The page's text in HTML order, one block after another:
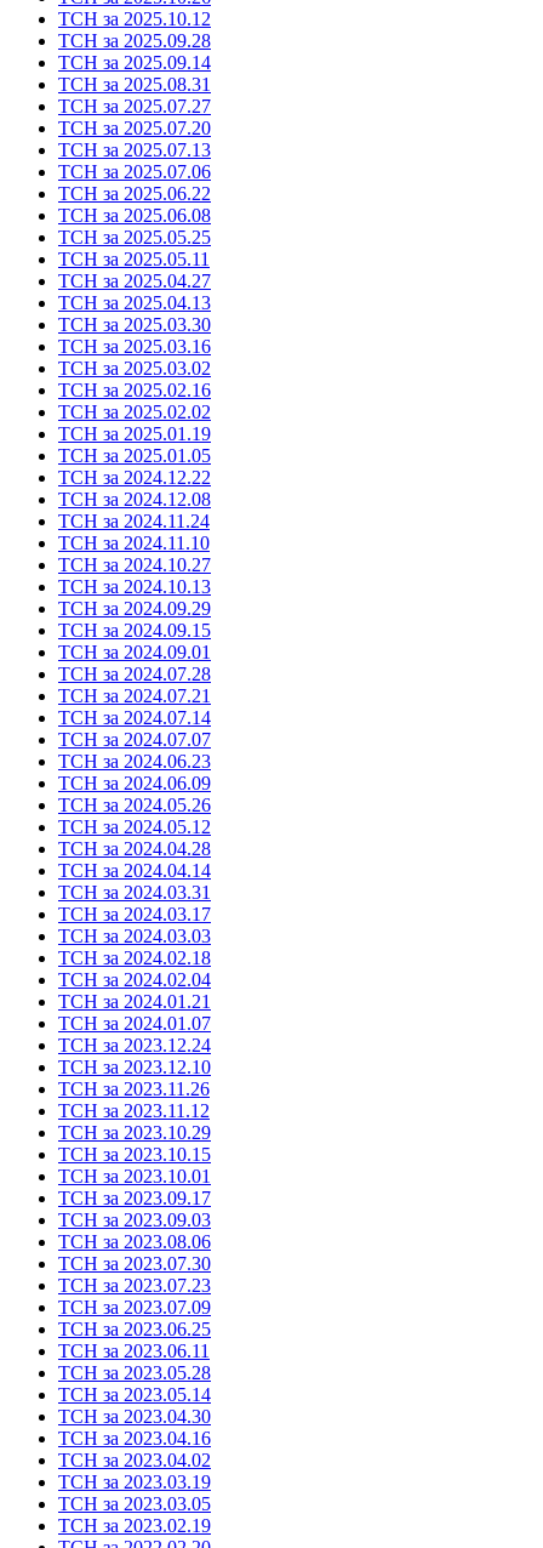
ТСН за 2025.10.12
ТСН за 2025.09.28
ТСН за 2025.09.14
ТСН за 2025.08.31
ТСН за 2025.07.27
ТСН за 2025.07.20
ТСН за 2025.07.13
ТСН за 2025.07.06
ТСН за 2025.06.22
ТСН за 2025.06.08
ТСН за 2025.05.25
ТСН за 2025.05.11
ТСН за 2025.04.27
ТСН за 2025.04.13
ТСН за 2025.03.30
ТСН за 2025.03.16
ТСН за 2025.03.02
ТСН за 2025.02.16
ТСН за 2025.02.02
ТСН за 2025.01.19
ТСН за 2025.01.05
ТСН за 2024.12.22
ТСН за 2024.12.08
ТСН за 2024.11.24
ТСН за 2024.11.10
ТСН за 2024.10.27
ТСН за 2024.10.13
ТСН за 2024.09.29
ТСН за 2024.09.15
ТСН за 2024.09.01
ТСН за 2024.07.28
ТСН за 2024.07.21
ТСН за 2024.07.14
ТСН за 2024.07.07
ТСН за 2024.06.23
ТСН за 2024.06.09
ТСН за 2024.05.26
ТСН за 2024.05.12
ТСН за 2024.04.28
ТСН за 2024.04.14
ТСН за 2024.03.31
ТСН за 2024.03.17
ТСН за 2024.03.03
ТСН за 2024.02.18
ТСН за 2024.02.04
ТСН за 2024.01.21
ТСН за 2024.01.07
ТСН за 2023.12.24
ТСН за 2023.12.10
ТСН за 2023.11.26
ТСН за 2023.11.12
ТСН за 2023.10.29
ТСН за 2023.10.15
ТСН за 2023.10.01
ТСН за 2023.09.17
ТСН за 2023.09.03
ТСН за 2023.08.06
ТСН за 2023.07.30
ТСН за 2023.07.23
ТСН за 2023.07.09
ТСН за 2023.06.25
ТСН за 2023.06.11
ТСН за 2023.05.28
ТСН за 2023.05.14
ТСН за 2023.04.30
ТСН за 2023.04.16
ТСН за 2023.04.02
ТСН за 2023.03.19
ТСН за 2023.03.05
ТСН за 2023.02.19